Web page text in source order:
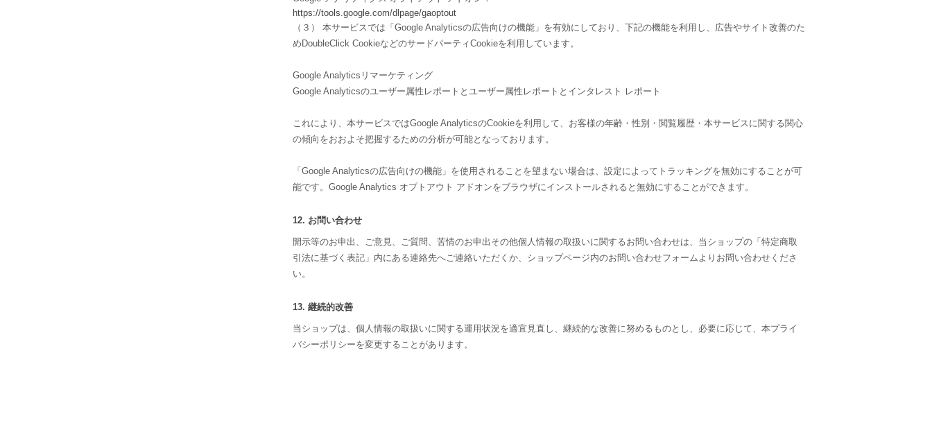
https://tools.google.com/dlpage/gaoptout
（３） 本サービスでは「Google Analyticsの広告向けの機能」を有効にしており、下記の機能を利用し、広告やサイト改善のた
めDoubleClick CookieなどのサードパーティCookieを利用しています。
Google Analyticsリマーケティング
Google Analyticsのユーザー属性レポートとユーザー属性レポートとインタレスト レポート
これにより、本サービスではGoogle AnalyticsのCookieを利用して、お客様の年齢・性別・閲覧履歴・本サービスに関する関心
の傾向をおおよそ把握するための分析が可能となっております。
「Google Analyticsの広告向けの機能」を使用されることを望まない場合は、設定によってトラッキングを無効にすることが可
能です。Google Analytics オプトアウト アドオンをブラウザにインストールされると無効にすることができます。
12. お問い合わせ
開示等のお申出、ご意見、ご質問、苦情のお申出その他個人情報の取扱いに関するお問い合わせは、当ショップの「特定商取
引法に基づく表記」内にある連絡先へご連絡いただくか、ショップページ内のお問い合わせフォームよりお問い合わせくださ
い。
13. 継続的改善
当ショップは、個人情報の取扱いに関する運用状況を適宜見直し、継続的な改善に努めるものとし、必要に応じて、本プライ
バシーポリシーを変更することがあります。